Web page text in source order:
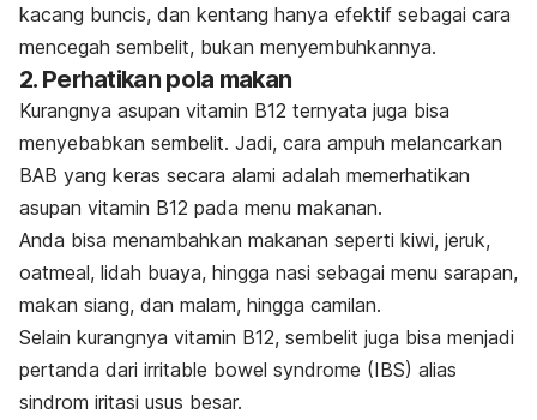
kacang buncis, dan kentang hanya efektif sebagai cara
mencegah sembelit, bukan menyembuhkannya.
2. Perhatikan pola makan
Kurangnya asupan vitamin B12 ternyata juga bisa
menyebabkan sembelit. Jadi, cara ampuh melancarkan
BAB yang keras secara alami adalah memerhatikan
asupan vitamin B12 pada menu makanan.
Anda bisa menambahkan makanan seperti kiwi, jeruk,
oatmeal, lidah buaya, hingga nasi sebagai menu sarapan,
makan siang, dan malam, hingga camilan.
Selain kurangnya vitamin B12, sembelit juga bisa menjadi
pertanda dari irritable bowel syndrome (IBS) alias
sindrom iritasi usus besar.